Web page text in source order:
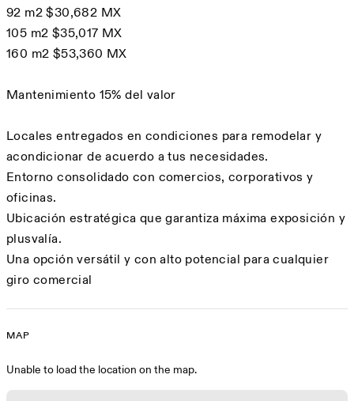
92 m2 $30,682 MX
105 m2 $35,017 MX
160 m2 $53,360 MX
Mantenimiento 15% del valor
Locales entregados en condiciones para remodelar y
acondicionar de acuerdo a tus necesidades.
Entorno consolidado con comercios, corporativos y
oficinas.
Ubicación estratégica que garantiza máxima exposición y
plusvalía.
Una opción versátil y con alto potencial para cualquier
giro comercial
Map
MAP
Unable to load the location on the map.